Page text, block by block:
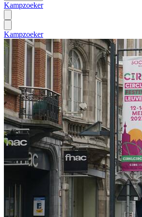
Kampzoeker
Kampzoeker